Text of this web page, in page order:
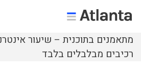
מתאמנים בתוכנית – שיעור
רכיבים מבלבלים בלבד